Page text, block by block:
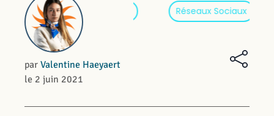
par Valentine Haeyaert
le 2 juin 2021
Réseaux Sociaux